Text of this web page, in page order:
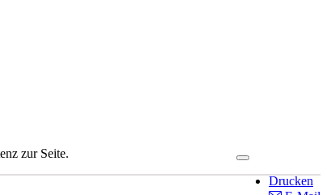
Drucken
zur Seite.